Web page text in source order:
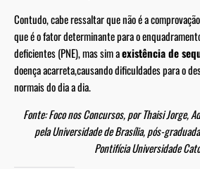
Contudo, cabe ressaltar que não é a
que é o fator determinante para o
deficientes (PNE), mas sim aexistência de
doença acarreta,causando dificuldades para o
normais do dia a dia.
Fonte: Foco nos Concursos, por Thaisi Jorge,
pela Universidade de Brasília, pós-
Pontifícia Universidade